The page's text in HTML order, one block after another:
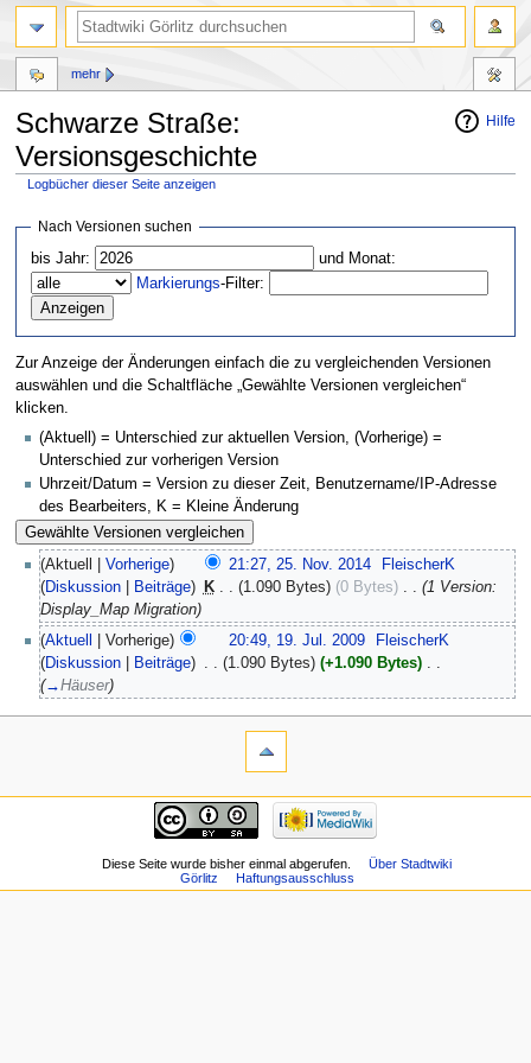
Hilfe
Schwarze Straße:
Versionsgeschichte
Logbücher dieser Seite anzeigen
springen
springen
Nach Versionen suchen
bis Jahr:
und Monat:
Markierungs-Filter:
Zur Anzeige der Änderungen einfach die zu vergleichenden Versionen
auswählen und die Schaltfläche „Gewählte Versionen vergleichen“
klicken.
(Aktuell) = Unterschied zur aktuellen Version, (Vorherige) =
Unterschied zur vorherigen Version
Uhrzeit/Datum = Version zu dieser Zeit, Benutzername/IP-Adresse
des Bearbeiters, K = Kleine Änderung
(Aktuell | Vorherige) 21:27, 25. Nov. 2014
FleischerK
(Diskussion Beiträge) K . . (1.090 Bytes) (0 Bytes)‎ . . (1 Version:
Display_Map Migration)
(Aktuell | Vorherige) 20:49, 19. Jul. 2009
FleischerK
(Diskussion Beiträge) (1.090 Bytes) (+1.090 Bytes)‎
(→Häuser)
mehr
Diese Seite wurde bisher einmal abgerufen.
Über Stadtwiki
Görlitz
Haftungsausschluss